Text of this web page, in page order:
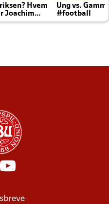
Hvem
Joachim
Ung vs.
#football